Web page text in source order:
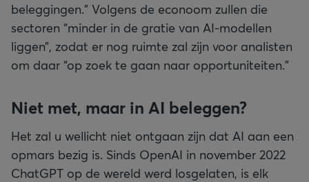
beleggingen.” Volgens de econoom zullen die
sectoren “minder in de gratie van AI-modellen
liggen”, zodat er nog ruimte zal zijn voor analisten
om daar “op zoek te gaan naar opportuniteiten.”
Niet met, maar in AI beleggen?
Het zal u wellicht niet ontgaan zijn dat AI aan een
opmars bezig is. Sinds OpenAI in november 2022
ChatGPT op de wereld werd losgelaten, is elk